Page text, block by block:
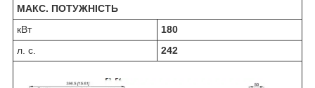
МАКС. ПОТУЖНІСТЬ
кВт
180
л. с.
242